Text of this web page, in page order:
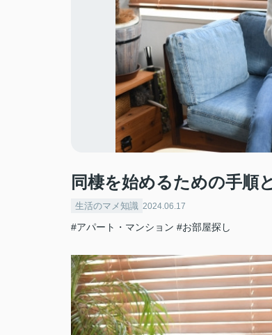
同棲を始めるための手順
生活のマメ知識 2024.06.17
#アパート・マンション #お部屋探し